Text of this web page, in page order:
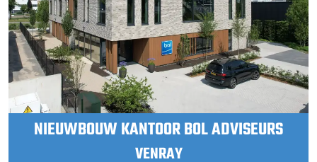
NIEUWBOUW KANTOOR BOL ADVISEURS
VENRAY